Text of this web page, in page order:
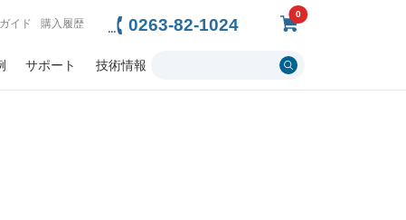
0
イド 購入履歴 0263-82-1024
サポート 技術情報